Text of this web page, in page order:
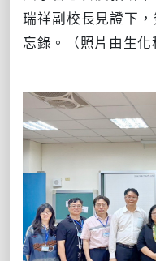
瑞祥副校長見證下
忘錄。（照片由生化